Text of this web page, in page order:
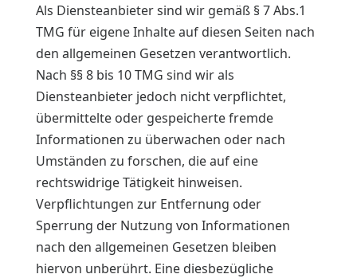
Als Diensteanbieter sind wir gemäß § 7 Abs.1
TMG für eigene Inhalte auf diesen Seiten nach
den allgemeinen Gesetzen verantwortlich.
Nach §§ 8 bis 10 TMG sind wir als
Diensteanbieter jedoch nicht verpflichtet,
übermittelte oder gespeicherte fremde
Informationen zu überwachen oder nach
Umständen zu forschen, die auf eine
rechtswidrige Tätigkeit hinweisen.
Verpflichtungen zur Entfernung oder
Sperrung der Nutzung von Informationen
nach den allgemeinen Gesetzen bleiben
hiervon unberührt. Eine diesbezügliche